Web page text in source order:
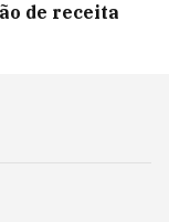
de receita